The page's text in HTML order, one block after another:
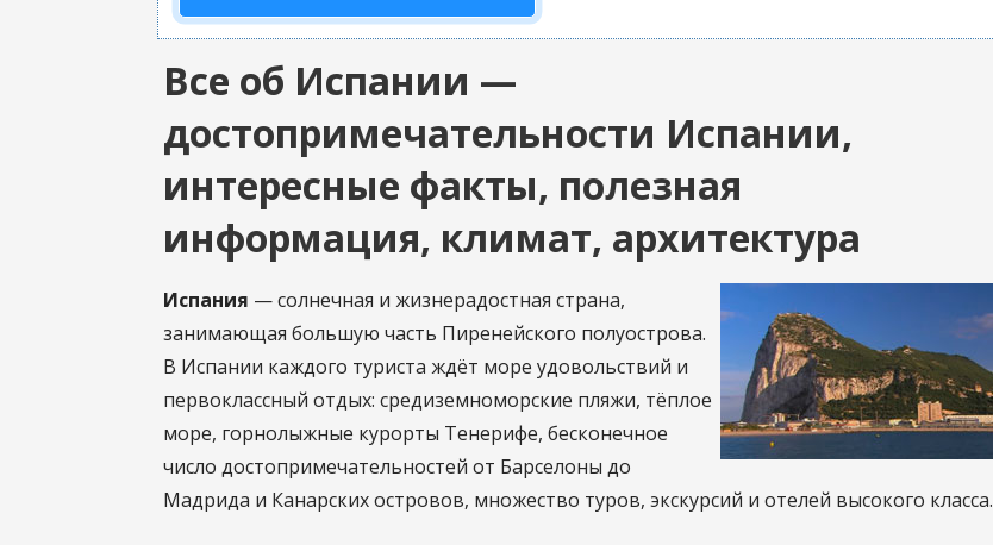
Все об Испании —
достопримечательности Испании,
интересные факты, полезная
информация, климат, архитектура
Испания — солнечная и жизнерадостная страна,
занимающая большую часть Пиренейского полуострова.
В Испании каждого туриста ждёт море удовольствий и
первоклассный отдых: средиземноморские пляжи, тёплое
море, горнолыжные курорты Тенерифе, бесконечное
число достопримечательностей от Барселоны до
Мадрида и Канарских островов, множество туров, экскурсий и отелей высокого класса.